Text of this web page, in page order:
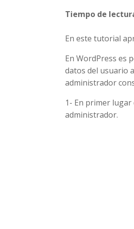
Tiempo de
En este tutorial
En WordPress es
datos del usuario
administrador
1- En primer
administrador.